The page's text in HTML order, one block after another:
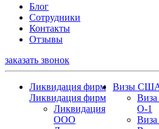
Блог
Сотрудники
Контакты
Отзывы
заказать звонок
Ликвидация фирм
Ликвидация фирм
Ликвидация
ООО
Визы
Виза
О-1